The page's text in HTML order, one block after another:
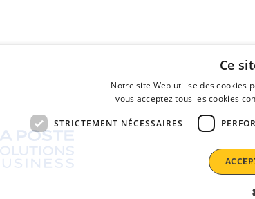
Ce
Notre site Web utilise des cookies
vous acceptez tous les cookies
STRICTEMENT NÉCESSAIRES